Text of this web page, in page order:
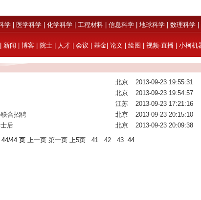
学 医学科学 化学科学 工程材料 信息科学 地球科学 数理科学
新闻 博客 院士 人才 会议 基金 论文 绘图 视频·直播 小柯机
北京
2013-09-23 19:55:31
北京
2013-09-23 19:54:57
江苏
2013-09-23 17:21:16
合招聘
北京
2013-09-23 20:15:10
后
北京
2013-09-23 20:09:38
44/44 页 上一页 第一页 上5页 41 42 43 44